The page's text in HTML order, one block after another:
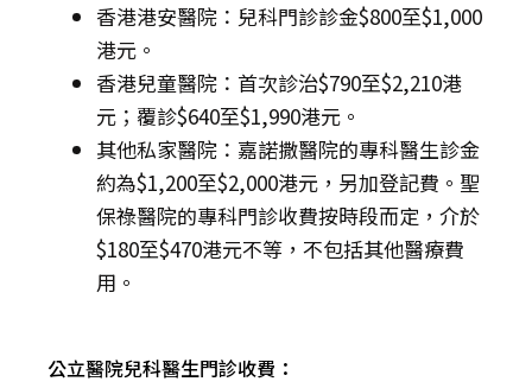
香港港安醫院：兒科門診診金$800至$1,000
港元。
香港兒童醫院：首次診治$790至$2,210港
元；覆診$640至$1,990港元。
其他私家醫院：嘉諾撒醫院的專科醫生診金
約為$1,200至$2,000港元，另加登記費。聖
保祿醫院的專科門診收費按時段而定，介於
$180至$470港元不等，不包括其他醫療費
用。
公立醫院兒科醫生門診收費：